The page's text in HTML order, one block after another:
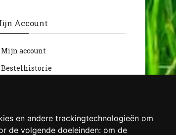
en andere trackingtechnologieën om
de volgende doeleinden: om de
Account
Mijn account
Bestelhistorie
Nieuwsbrief